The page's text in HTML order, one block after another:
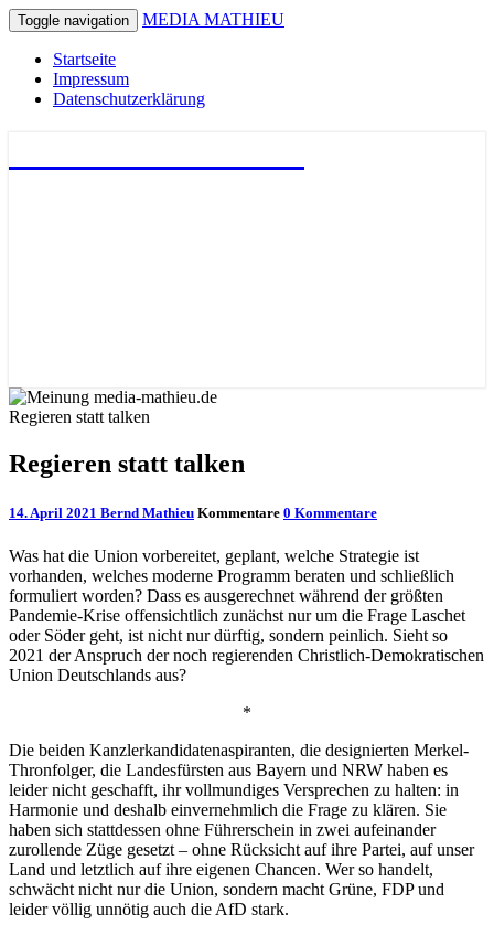
Toggle navigation MEDIA MATHIEU
Startseite
Impressum
Datenschutzerklärung
Regieren statt talken
Regieren statt talken
14. April 2021 Bernd Mathieu Kommentare 0 Kommentare
Was hat die Union vorbereitet, geplant, welche Strategie ist
vorhanden, welches moderne Programm beraten und schließlich
formuliert worden? Dass es ausgerechnet während der größten
Pandemie-Krise offensichtlich zunächst nur um die Frage Laschet
oder Söder geht, ist nicht nur dürftig, sondern peinlich. Sieht so
2021 der Anspruch der noch regierenden Christlich-Demokratischen
Union Deutschlands aus?
*
Die beiden Kanzlerkandidatenaspiranten, die designierten Merkel-
Thronfolger, die Landesfürsten aus Bayern und NRW haben es
leider nicht geschafft, ihr vollmundiges Versprechen zu halten: in
Harmonie und deshalb einvernehmlich die Frage zu klären. Sie
haben sich stattdessen ohne Führerschein in zwei aufeinander
zurollende Züge gesetzt – ohne Rücksicht auf ihre Partei, auf unser
Land und letztlich auf ihre eigenen Chancen. Wer so handelt,
schwächt nicht nur die Union, sondern macht Grüne, FDP und
leider völlig unnötig auch die AfD stark.